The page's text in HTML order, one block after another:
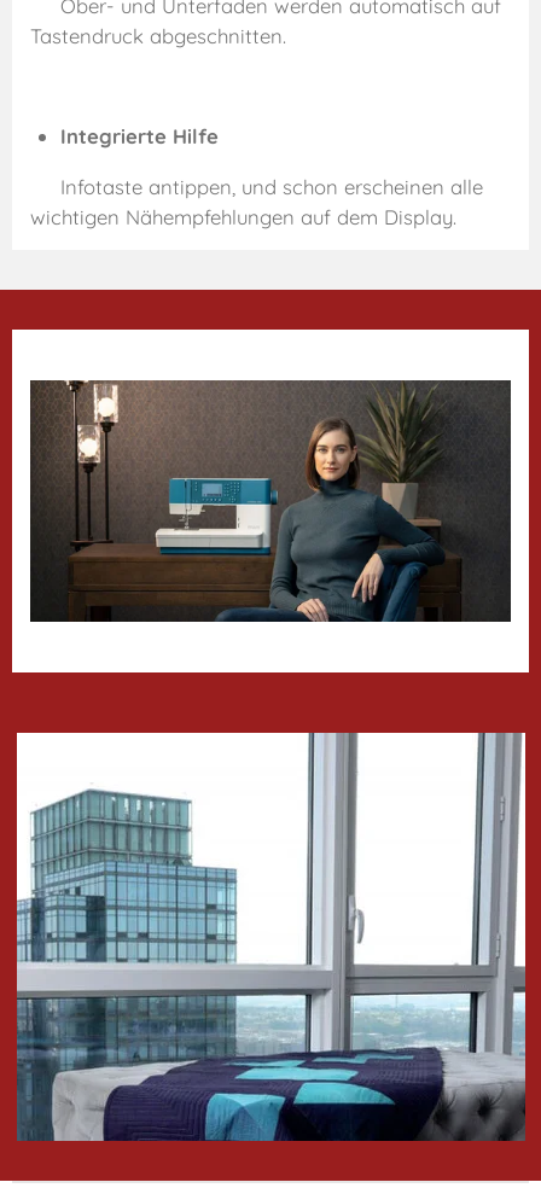
Tastendruck abgeschnitten.
Integrierte Hilfe
Infotaste antippen, und schon erscheinen alle
wichtigen Nähempfehlungen auf dem Display.